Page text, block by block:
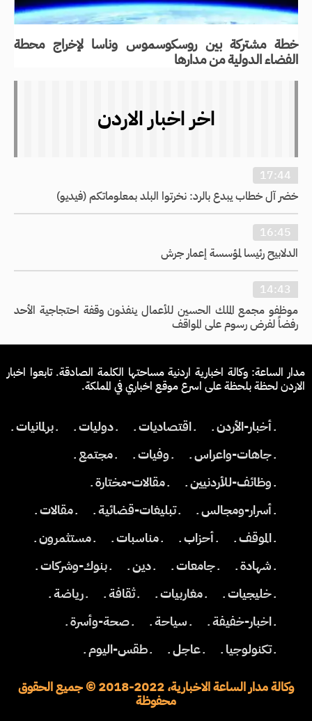
خطة مشتركة بين روسكوسموس وناسا لإخراج محطة
الفضاء الدولية من مدارها
اخر اخبار الاردن
17:44
خضر آل خطاب يبدع بالرد: نخرتوا البلد بمعلوماتكم (فيديو)
16:45
الدلابيح رئيسا لمؤسسة إعمار جرش
14:43
موظفو مجمع الملك الحسين للأعمال ينفذون وقفة احتجاجية الأحد
رفضاً لفرض رسوم على المواقف
مدار الساعة: وكالة اخبارية اردنية مساحتها الكلمة الصادقة. تابعوا اخبار
الاردن لحظة بلحظة على اسرع موقع اخباري في المملكة.
ـ أخبار-الأردن ـ ـ اقتصاديات ـ ـ دوليات ـ
ـ برلمانيات ـ
ـ جاهات-واعراس ـ
ـ وفيات ـ
ـ مجتمع ـ
ـ وظائف-للأردنيين ـ
ـ مقالات-مختارة ـ
ـ أسرار-ومجالس ـ
ـ تبليغات-قضائية ـ
ـ مقالات ـ
ـ الموقف ـ
ـ أحزاب ـ ـ مناسبات ـ
ـ مستثمرون ـ
ـ شهادة ـ
ـ جامعات ـ ـ دين ـ
ـ بنوك-وشركات ـ
ـ خليجيات ـ
ـ مغاربيات ـ ـ ثقافة ـ
ـ رياضة ـ
ـ اخبار-خفيفة ـ
ـ سياحة ـ
ـ صحة-وأسرة ـ
ـ تكنولوجيا ـ
ـ عاجل ـ ـ طقس-اليوم ـ
وكالة مدار الساعة الاخبارية، 2022-2018 © جميع الحقوق
محفوظة